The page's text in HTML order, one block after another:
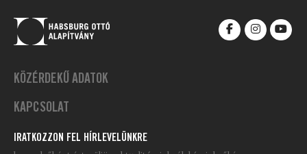
KÖZÉRDEKŰ ADATOK
KAPCSOLAT
IRATKOZZON FEL HÍRLEVELÜNKRE